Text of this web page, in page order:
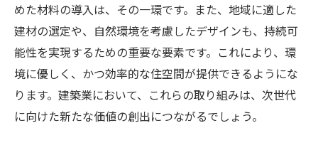
めた材料の導入は、その一環です。また、地域に適した
建材の選定や、自然環境を考慮したデザインも、持続可
能性を実現するための重要な要素です。これにより、環
境に優しく、かつ効率的な住空間が提供できるようにな
ります。建築業において、これらの取り組みは、次世代
に向けた新たな価値の創出につながるでしょう。